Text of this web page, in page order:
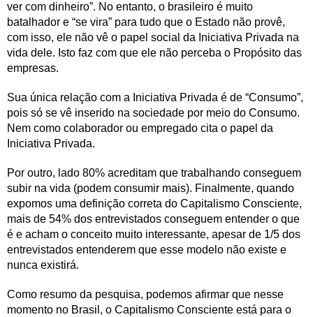
ver com dinheiro”. No entanto, o brasileiro é muito
batalhador e “se vira” para tudo que o Estado não provê,
com isso, ele não vê o papel social da Iniciativa Privada na
vida dele. Isto faz com que ele não perceba o Propósito das
empresas.
Sua única relação com a Iniciativa Privada é de “Consumo”,
pois só se vê inserido na sociedade por meio do Consumo.
Nem como colaborador ou empregado cita o papel da
Iniciativa Privada.
Por outro, lado 80% acreditam que trabalhando conseguem
subir na vida (podem consumir mais). Finalmente, quando
expomos uma definição correta do Capitalismo Consciente,
mais de 54% dos entrevistados conseguem entender o que
é e acham o conceito muito interessante, apesar de 1/5 dos
entrevistados entenderem que esse modelo não existe e
nunca existirá.
Como resumo da pesquisa, podemos afirmar que nesse
momento no Brasil, o Capitalismo Consciente está para o